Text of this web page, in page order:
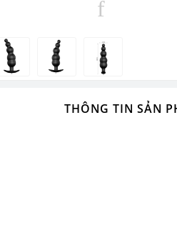
THÔNG TIN SẢN